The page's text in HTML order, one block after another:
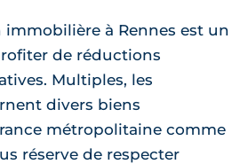
immobilière à Rennes est un
de réductions
Multiples, les
divers biens
métropolitaine comme
réserve de respecter